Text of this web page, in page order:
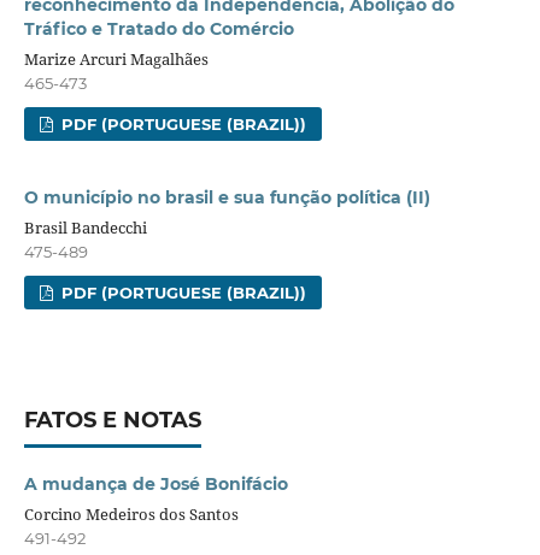
reconhecimento da Independência, Abolição do
Tráfico e Tratado do Comércio
Marize Arcuri Magalhães
465-473
PDF (PORTUGUESE (BRAZIL))
O município no brasil e sua função política (II)
Brasil Bandecchi
475-489
PDF (PORTUGUESE (BRAZIL))
FATOS E NOTAS
A mudança de José Bonifácio
Corcino Medeiros dos Santos
491-492